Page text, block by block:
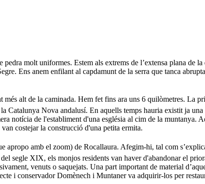
molt uniformes. Estem als extrems de l’extensa plana de
Ens anem enfilant al capdamunt de la serra que tanca
alt de la caminada. Hem fet fins ara uns 6 quilòmetres. La
Catalunya Nova andalusí. En aquells temps hauria existit ja
notícia de l'establiment d'una església al cim de la muntanya.
costejar la construcció d'una petita ermita.
amb el zoom) de Rocallaura. Afegim-hi, tal com
segle XIX, els monjos residents van haver d'abandonar el
venuts o saquejats. Una part important de material
i conservador Domènech i Muntaner va adquirir-los per